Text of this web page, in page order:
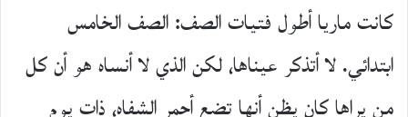
كانت ماريا أطول فتيات الصف: الصف الخامس
ابتدائي. لا أتذكر عيناها، لكن الذي لا أنساه هو أن كل